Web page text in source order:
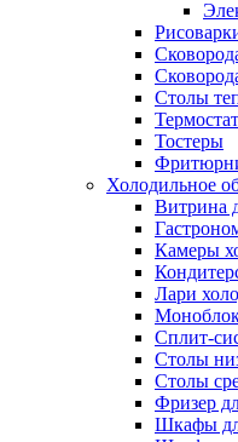
Столы
Тостеры
Холодильное
Витрина
Камеры
Лари
Сплит-
Столы
Столы
Фризер
Шкафы